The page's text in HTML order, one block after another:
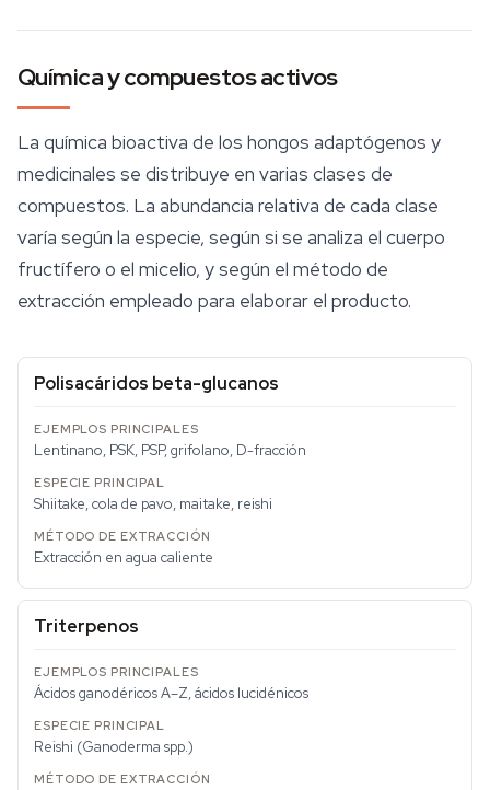
Química y compuestos activos
La química bioactiva de los hongos adaptógenos y
medicinales se distribuye en varias clases de
compuestos. La abundancia relativa de cada clase
varía según la especie, según si se analiza el cuerpo
fructífero o el micelio, y según el método de
extracción empleado para elaborar el producto.
Polisacáridos beta-glucanos
Lentinano, PSK, PSP, grifolano, D-fracción
Shiitake, cola de pavo, maitake, reishi
Extracción en agua caliente
Triterpenos
Ácidos ganodéricos A–Z, ácidos lucidénicos
Reishi (Ganoderma spp.)